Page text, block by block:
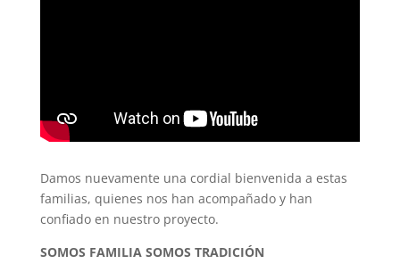
Damos nuevamente una cordial bienvenida a estas
familias, quienes nos han acompañado y han
confiado en nuestro proyecto.
SOMOS FAMILIA SOMOS TRADICIÓN